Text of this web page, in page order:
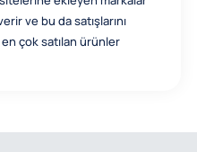
ve bu da satışlarını
çok satılan ürünler